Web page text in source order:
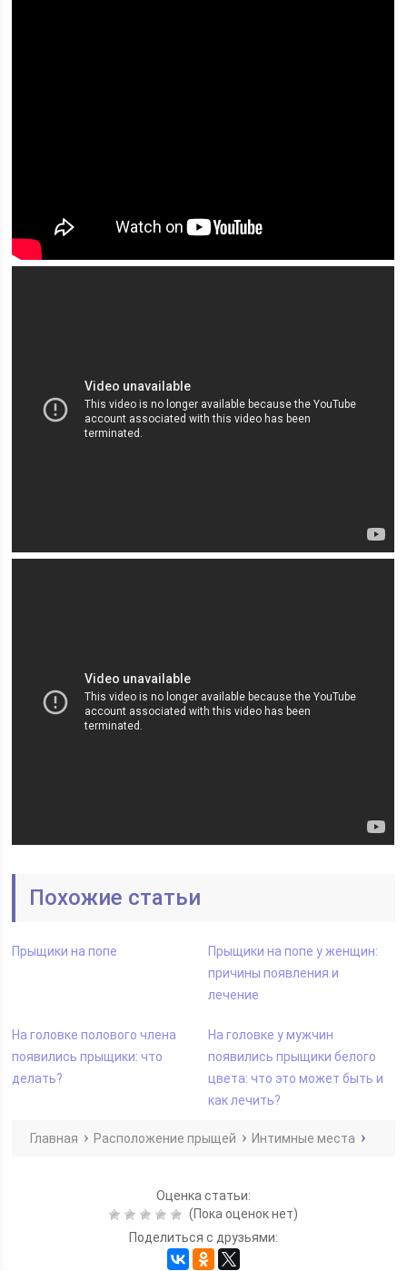
Похожие статьи
Прыщики на попе
Прыщики на попе у женщин:
причины появления и
лечение
На головке полового члена
появились прыщики: что
делать?
На головке у мужчин
появились прыщики белого
цвета: что это может быть и
как лечить?
Главная Расположение прыщей Интимные места
Оценка статьи:
(Пока оценок нет)
Поделиться с друзьями: